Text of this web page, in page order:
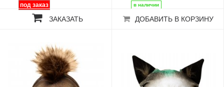
ЗАКАЗАТЬ ДОБАВИТЬ В КОРЗИНУ